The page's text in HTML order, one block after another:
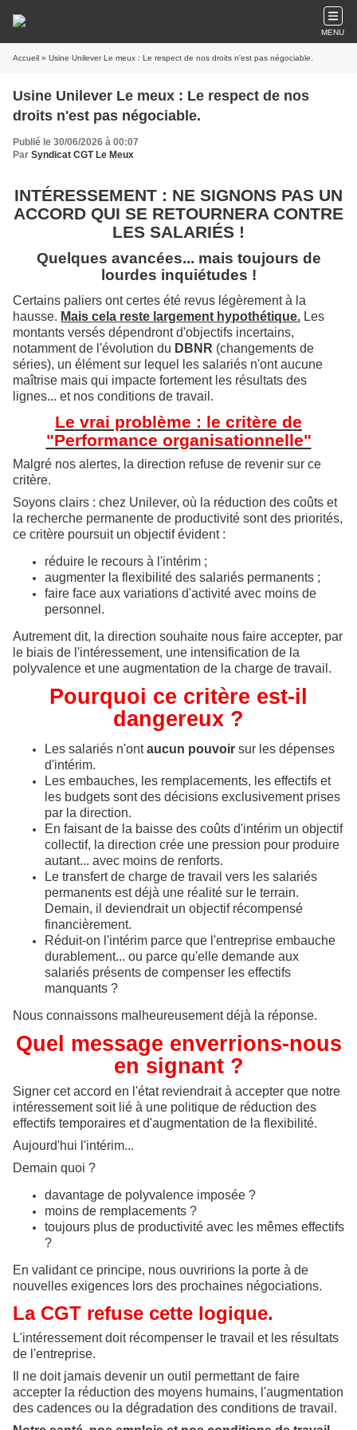
MENU
Accueil » Usine Unilever Le meux : Le respect de nos droits n'est pas négociable.
Usine Unilever Le meux : Le respect de nos
droits n'est pas négociable.
Publié le 30/06/2026 à 00:07
Par Syndicat CGT Le Meux
INTÉRESSEMENT : NE SIGNONS PAS UN
ACCORD QUI SE RETOURNERA CONTRE
LES SALARIÉS !
Quelques avancées... mais toujours de
lourdes inquiétudes !
Certains paliers ont certes été revus légèrement à la
hausse. Mais cela reste largement hypothétique. Les
montants versés dépendront d'objectifs incertains,
notamment de l'évolution du DBNR (changements de
séries), un élément sur lequel les salariés n'ont aucune
maîtrise mais qui impacte fortement les résultats des
lignes... et nos conditions de travail.
Le vrai problème : le critère de
"Performance organisationnelle"
Malgré nos alertes, la direction refuse de revenir sur ce
critère.
Soyons clairs : chez Unilever, où la réduction des coûts et
la recherche permanente de productivité sont des priorités,
ce critère poursuit un objectif évident :
réduire le recours à l'intérim ;
augmenter la flexibilité des salariés permanents ;
faire face aux variations d'activité avec moins de
personnel.
Autrement dit, la direction souhaite nous faire accepter, par
le biais de l'intéressement, une intensification de la
polyvalence et une augmentation de la charge de travail.
Pourquoi ce critère est-il
dangereux ?
Les salariés n'ontaucun pouvoir sur les dépenses
d'intérim.
Les embauches, les remplacements, les effectifs et
les budgets sont des décisions exclusivement prises
par la direction.
En faisant de la baisse des coûts d'intérim un objectif
collectif, la direction crée une pression pour produire
autant... avec moins de renforts.
Le transfert de charge de travail vers les salariés
permanents est déjà une réalité sur le terrain.
Demain, il deviendrait un objectif récompensé
financièrement.
Réduit-on l'intérim parce que l'entreprise embauche
durablement... ou parce qu'elle demande aux
salariés présents de compenser les effectifs
manquants ?
Nous connaissons malheureusement déjà la réponse.
Quel message enverrions-nous
en signant ?
Signer cet accord en l'état reviendrait à accepter que notre
intéressement soit lié à une politique de réduction des
effectifs temporaires et d'augmentation de la flexibilité.
Aujourd'hui l'intérim...
Demain quoi ?
davantage de polyvalence imposée ?
moins de remplacements ?
toujours plus de productivité avec les mêmes effectifs
?
En validant ce principe, nous ouvririons la porte à de
nouvelles exigences lors des prochaines négociations.
La CGT refuse cette logique.
L'intéressement doit récompenser le travail et les résultats
de l'entreprise.
Il ne doit jamais devenir un outil permettant de faire
accepter la réduction des moyens humains, l'augmentation
des cadences ou la dégradation des conditions de travail.